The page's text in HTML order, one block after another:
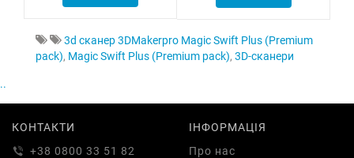
3d сканер 3DMakerpro Magic Swift Plus (Premium
pack), Magic Swift Plus (Premium pack), 3D-сканери
..
КОНТАКТИ
+38 0800 33 51 82
ІНФОРМАЦІЯ
Про нас